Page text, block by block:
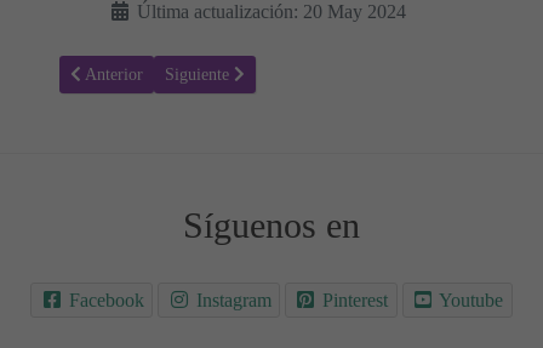
Última actualización: 20 May 2024
Artículo anterior: Síndrome de Treacher Collins: Causas, síntomas,
Anterior Artículo siguiente: Síndrome 22q11: Causas,
Siguiente
Síguenos en
Facebook Instagram Pinterest Youtube